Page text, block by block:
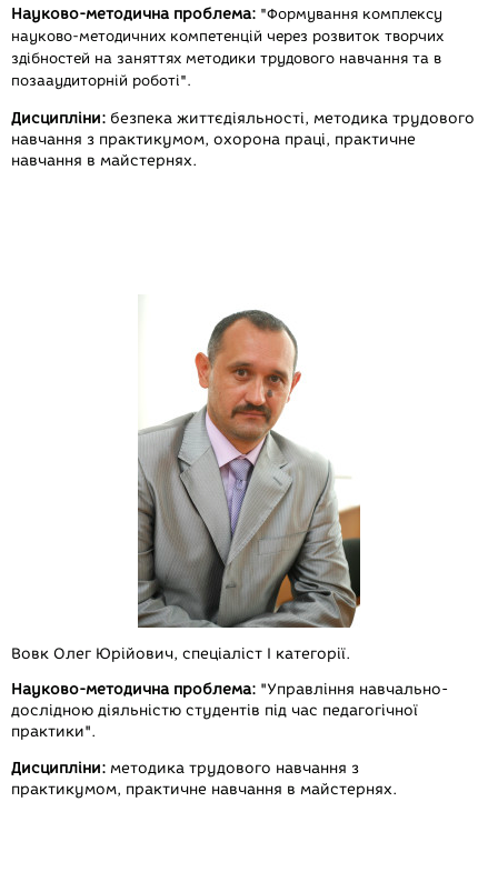
Науково-методична проблема: "Формування комплексу
науково-методичних компетенцій через розвиток творчих
здібностей на заняттях методики трудового навчання та в
позааудиторній роботі".
Дисципліни: безпека життєдіяльності, методика трудового
навчання з практикумом, охорона праці, практичне
навчання в майстернях.
Вовк Олег Юрійович, спеціаліст І категорії.
Науково-методична проблема: "Управління навчально-
дослідною діяльністю студентів під час педагогічної
практики".
Дисципліни: методика трудового навчання з
практикумом, практичне навчання в майстернях.